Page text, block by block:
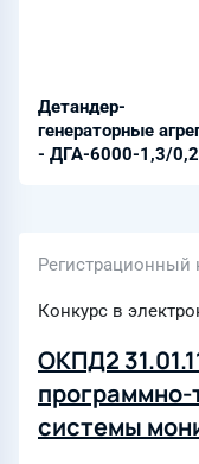
Детандер-
генераторные
- ДГА-6000-1,3/
Регистрационный
Конкурс в
ОКПД2
программно-
системы